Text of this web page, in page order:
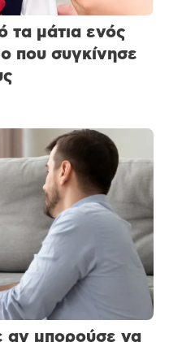
τα μάτια ενός
που συγκίνησε
αν μπορούσε να